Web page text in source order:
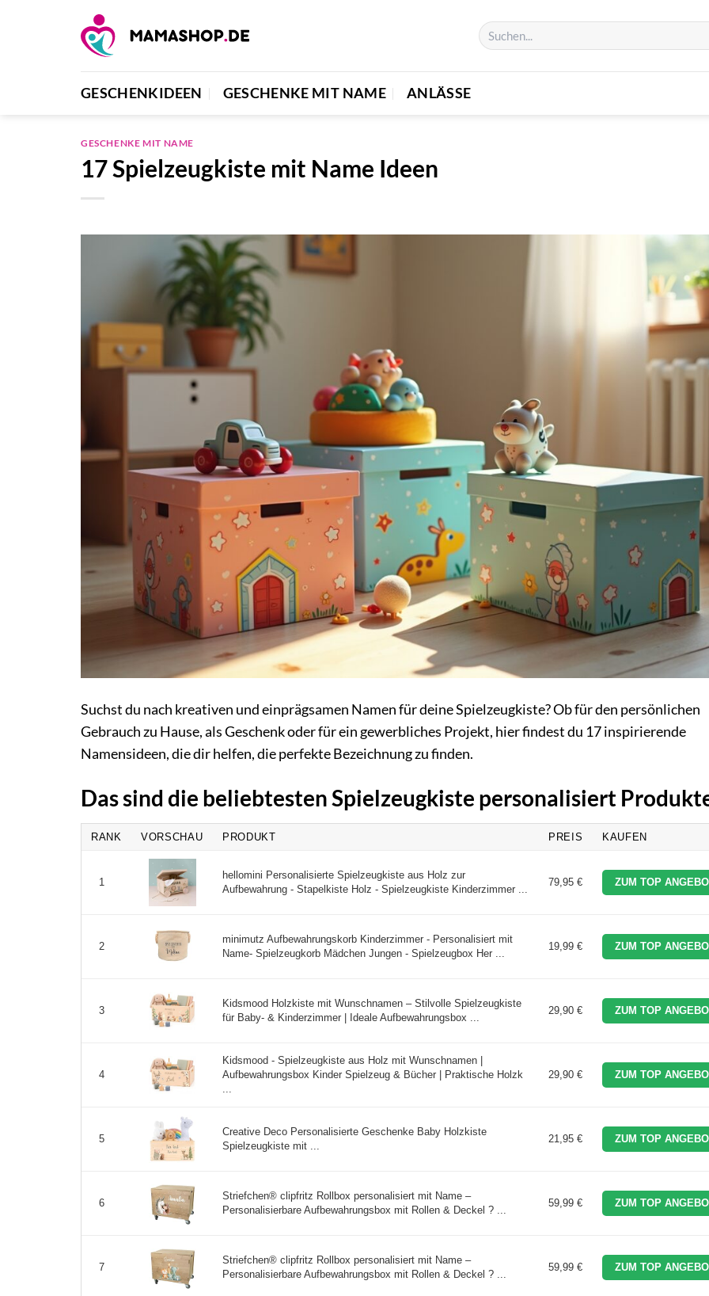
GESCHENKIDEEN GESCHENKE MIT NAME ANLÄSSE
GESCHENKE MIT NAME
17 Spielzeugkiste mit Name Ideen
Suchst du nach kreativen und einprägsamen Namen für deine Spielzeugkiste? Ob für den persönlichen
Gebrauch zu Hause, als Geschenk oder für ein gewerbliches Projekt, hier findest du 17 inspirierende
Namensideen, die dir helfen, die perfekte Bezeichnung zu finden.
Das sind die beliebtesten Spielzeugkiste personalisiert
RANK VORSCHAU PRODUKT PREIS KAUFEN
1
hellomini Personalisierte Spielzeugkiste aus Holz zur
Aufbewahrung - Stapelkiste Holz - Spielzeugkiste Kinderzimmer ...
79,95 € ZUM TOP
2
minimutz Aufbewahrungskorb Kinderzimmer - Personalisiert mit
Name- Spielzeugkorb Mädchen Jungen - Spielzeugbox Her ...
19,99 € ZUM TOP
3
Kidsmood Holzkiste mit Wunschnamen – Stilvolle Spielzeugkiste
für Baby- & Kinderzimmer | Ideale Aufbewahrungsbox ...
29,90 € ZUM TOP
4
Kidsmood - Spielzeugkiste aus Holz mit Wunschnamen |
Aufbewahrungsbox Kinder Spielzeug & Bücher | Praktische Holzk
...
29,90 € ZUM TOP
5
Creative Deco Personalisierte Geschenke Baby Holzkiste
Spielzeugkiste mit ...
21,95 € ZUM TOP
6
Striefchen® clipfritz Rollbox personalisiert mit Name –
Personalisierbare Aufbewahrungsbox mit Rollen & Deckel ? ...
59,99 € ZUM TOP
7
Striefchen® clipfritz Rollbox personalisiert mit Name –
Personalisierbare Aufbewahrungsbox mit Rollen & Deckel ? ...
59,99 € ZUM TOP